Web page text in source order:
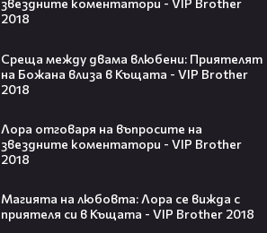
звездните коментатори - VIP Brother
2018
Среща между двама влюбени: Приятелят
на Божана влиза в Къщата - VIP Brother
2018
Лора отговаря на въпросите на
звездните коментатори - VIP Brother
2018
Магията на любовта: Лора се вижда с
приятеля си в Къщата - VIP Brother 2018
Кралят на YouTube – младоженец:
MrBeast се ожени!💍🥰
Кой съсипа Фантастичната
четворка? Майлс Телър
проговаря десетилетие по-късно